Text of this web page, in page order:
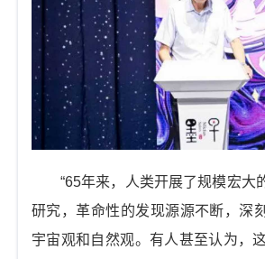
“65年来，人类开展了规模宏大
研究，革命性的发现源源不断，深
宇宙观和自然观。有人甚至认为，